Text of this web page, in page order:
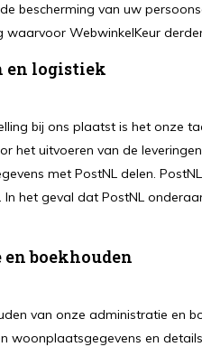
bescherming van uw
waarvoor WebwinkelKeur
en logistiek
bij ons plaatst is het onze
het uitvoeren van de
met PostNL delen.
In het geval dat PostNL
boekhouden
van onze administratie en
woonplaatsgegevens en